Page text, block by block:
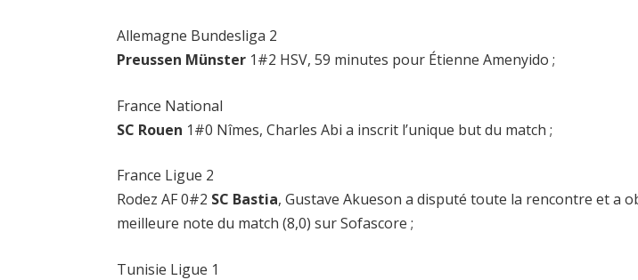
Allemagne Bundesliga 2
Preussen Münster 1#2 HSV, 59 minutes pour Étienne Amenyido ;
France National
SC Rouen 1#0 Nîmes, Charles Abi a inscrit l’unique but du match ;
France Ligue 2
Rodez AF 0#2 SC Bastia, Gustave Akueson a disputé toute la rencontre et a
meilleure note du match (8,0) sur Sofascore ;
Tunisie Ligue 1